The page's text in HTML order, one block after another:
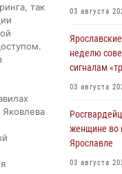
так
03 августа
неделю
сигналам
03 августа
женщине во
Ярославле
03 августа